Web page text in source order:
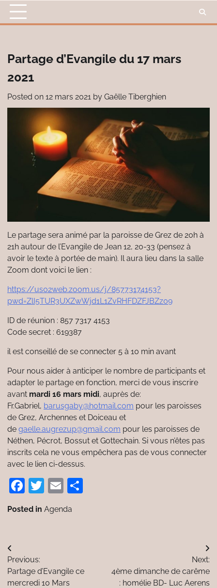
Skip
content
Partage d’Evangile du 17 mars
2021
Posted on 12 mars 2021 by Gaëlle Tiberghien
Le partage sera animé par la paroisse de Grez de 20h à
21h autour de l’Evangile de Jean 12, 20-33 (pensez à
avoir le texte à portée de main). Il aura lieu dans la salle
Zoom dont voici le lien :
https://us02web.zoom.us/j/85773174153?
pwd=ZlI5TUR3UXZwWjd1L1ZvRHFDZFJBZz09
ID de réunion : 857 7317 4153
Code secret : 619387
il est conseillé de se connecter 5 à 10 min avant
Pour nous aider à anticiper le nombre de participants et
adapter le partage en fonction, merci de vous inscrire
avant mardi 16 mars midi, auprès de:
Fr.Gabriel, barusgaby@hotmail.com pour les paroisses
de Grez, Archennes et Doiceau et
de gaelle.augrezup@gmail.com pour les paroisses de
Néthen, Pécrot, Bossut et Gottechain. Si vous n’êtes pas
inscrits cela ne vous empêchera pas de vous connecter
avec le lien ci-dessus.
Facebook
Twitter
Email
Posted in Agenda
Navigation
de
Previous:
Partage d’Evangile ce
mercredi 10 Mars
Next:
4ème dimanche de carême
: homélie BD- Luc Aerens